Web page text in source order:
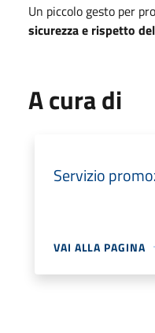
Un piccolo gesto per
sicurezza e rispetto
A cura di
Servizio
VAI ALLA PAGINA